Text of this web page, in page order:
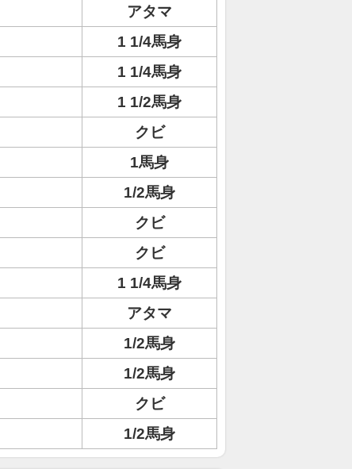
アタマ
1 1/4馬身
1 1/4馬身
1 1/2馬身
クビ
1馬身
1/2馬身
クビ
クビ
1 1/4馬身
アタマ
1/2馬身
1/2馬身
クビ
1/2馬身